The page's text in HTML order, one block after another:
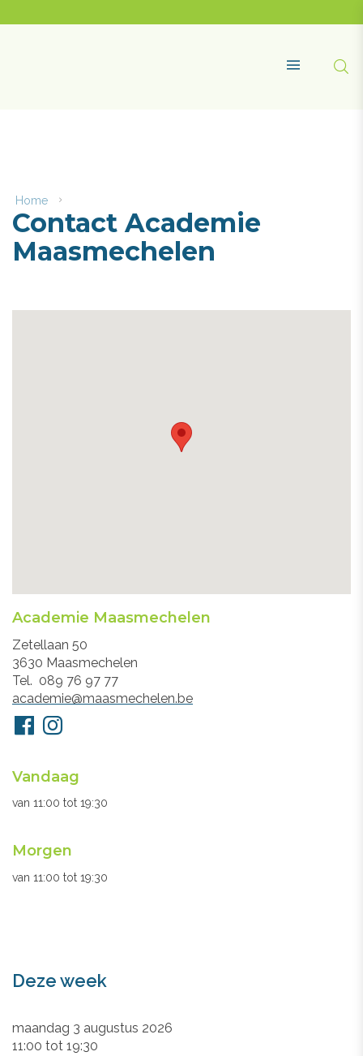
content
Home
Academie
Maasmechelen
Contact Academie
Maasmechelen
Academie Maasmechelen
Adres
Zetellaan 50
3630 Maasmechelen
Tel.
089 76 97 77
E-
mail
academie@maasmechelen.be
Volg
ons
FacebookInstagram
Openingsuren
secretariaat
Vandaag
van 11:00 tot 19:30
Morgen
van 11:00 tot 19:30
Deze week
maandag 3 augustus 2026
11:00 tot 19:30